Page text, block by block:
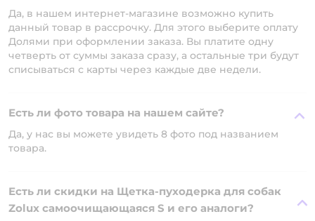
Да, в нашем интернет-магазине возможно купить
данный товар в рассрочку. Для этого выберите оплату
Долями при оформлении заказа. Вы платите одну
четверть от суммы заказа сразу, а остальные три будут
списываться с карты через каждые две недели.
Есть ли фото товара на нашем сайте?
Да, у нас вы можете увидеть 8 фото под названием
товара.
Есть ли скидки на Щетка-пуходерка для собак
Zolux самоочищающаяся S и его аналоги?